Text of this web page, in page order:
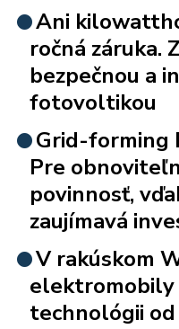
Ani
ročná záruka.
bezpečnou a
fotovoltikou
Grid-forming
Pre
povinnosť,
zaujímavá
V rakúskom
elektromobily
technológii